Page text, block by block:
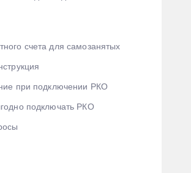
счета для самозанятых
при подключении РКО
подключать РКО